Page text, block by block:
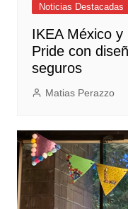
Noticias Destacadas
IKEA México
Pride con
seguros
Matias Perazzo